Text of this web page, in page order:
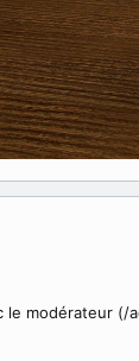
modérateur (/